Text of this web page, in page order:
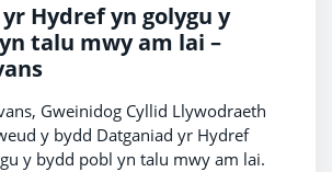
Hydref yn golygu y
talu mwy am lai –
Gweinidog Cyllid Llywodraeth
y bydd Datganiad yr Hydref
y bydd pobl yn talu mwy am lai.